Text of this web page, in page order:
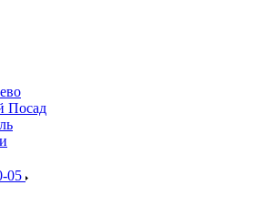
Посад
05